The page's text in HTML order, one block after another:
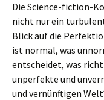
Die Science-fiction-
nicht nur ein
Blick auf die
ist normal, was
entscheidet, was
unperfekte und
und vernünftigen